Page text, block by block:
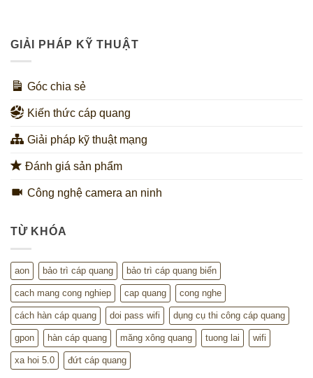
GIẢI PHÁP KỸ THUẬT
Góc chia sẻ
Kiến thức cáp quang
Giải pháp kỹ thuật mạng
Đánh giá sản phẩm
Công nghệ camera an ninh
TỪ KHÓA
aon bảo trì cáp quang bảo trì cáp quang biển
cach mang cong nghiep cap quang cong nghe
cách hàn cáp quang doi pass wifi dụng cụ thi công cáp quang
gpon hàn cáp quang măng xông quang tuong lai wifi
xa hoi 5.0 đứt cáp quang